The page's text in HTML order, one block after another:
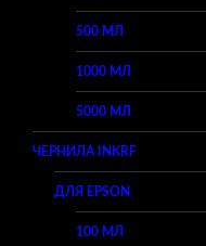
500 МЛ
1000 МЛ
5000 МЛ
ЧЕРНИЛА INKRF
ДЛЯ EPSON
100 МЛ